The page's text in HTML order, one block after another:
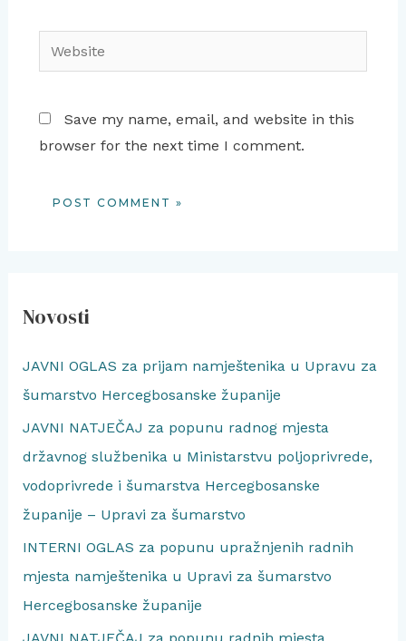
Website
Save my name, email, and website in this
browser for the next time I comment.
Novosti
JAVNI OGLAS za prijam namještenika u Upravu za
šumarstvo Hercegbosanske županije
JAVNI NATJEČAJ za popunu radnog mjesta
državnog službenika u Ministarstvu poljoprivrede,
vodoprivrede i šumarstva Hercegbosanske
županije – Upravi za šumarstvo
INTERNI OGLAS za popunu upražnjenih radnih
mjesta namještenika u Upravi za šumarstvo
Hercegbosanske županije
JAVNI NATJEČAJ za popunu radnih mjesta